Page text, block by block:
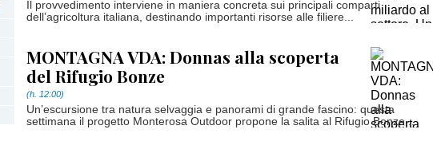
Il provvedimento interviene in maniera concreta sui principali comparti
dell’agricoltura italiana, destinando importanti risorse alle filiere...
MONTAGNA VDA: Donnas alla scoperta
del Rifugio Bonze
(h. 12:00)
Un’escursione tra natura selvaggia e panorami di grande fascino: questa
settimana il progetto Monterosa Outdoor propone la salita al Rifugio Bonze,...